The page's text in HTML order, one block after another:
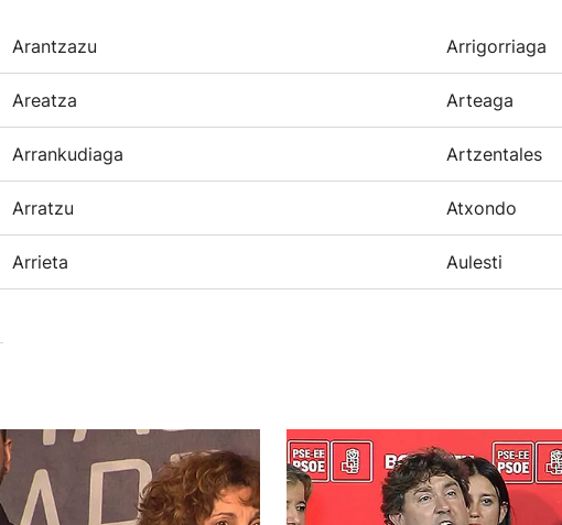
Arantzazu Arrigorriaga
Areatza Arteaga
Arrankudiaga Artzentales
Arratzu Atxondo
Arrieta Aulesti